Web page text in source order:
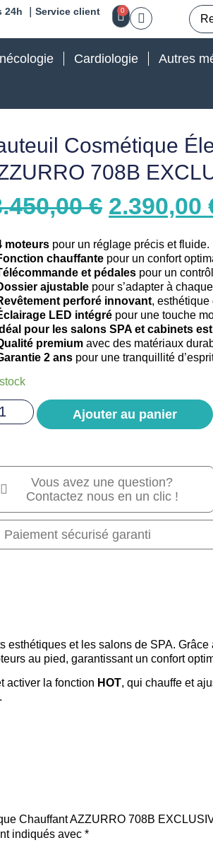
24h ｜Service client
0
Cardiologie Autres
Cosmétique
708B
€ 2.390,00
moteurs pour un réglage précis et fluide.
chauffante pour un confort
et pédales pour un
ajustable pour s’adapter à
perforé innovant, esthétique
LED intégré pour une touche
pour les salons SPA et cabinets
premium avec des matériaux
2 ans pour une tranquillité
Ajouter au panier
Vous avez une question?
Contactez nous en un clic !
Paiement sécurisé garanti
et les salons de SPA.
au pied, garantissant un confort
activer la fonction HOT, qui chauffe et
Chauffant AZZURRO 708B
indiqués avec *